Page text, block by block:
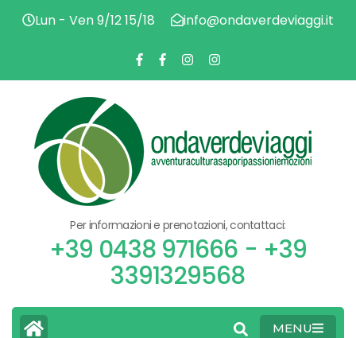
Lun - Ven 9/12 15/18 info@ondaverdeviaggi.it
Per informazioni e prenotazioni, contattaci:
+39 0438 971666 - +39
3391329568
MENU